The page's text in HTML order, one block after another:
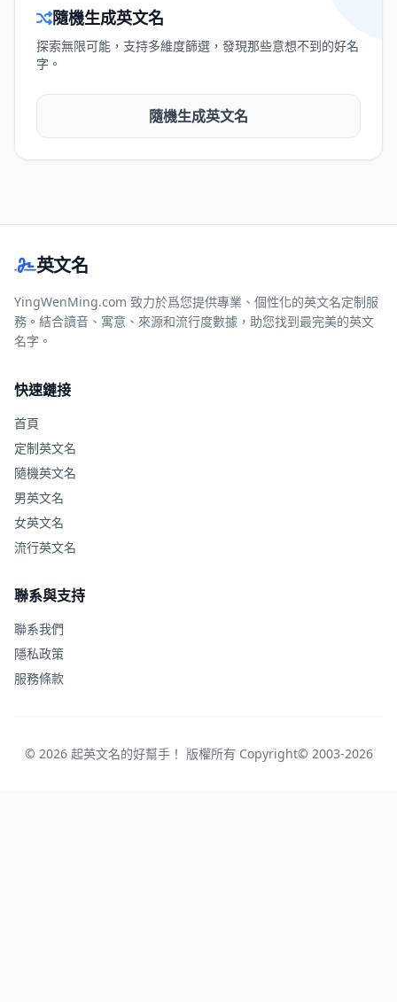
隨機生成英文名
探索無限可能，支持多維度篩選，發現那些意想不到的好名
字。
隨機生成英文名
英文名
YingWenMing.com 致力於爲您提供專業、個性化的英文名定制服
務。結合讀音、寓意、來源和流行度數據，助您找到最完美的英文
名字。
快速鏈接
首頁
定制英文名
隨機英文名
男英文名
女英文名
流行英文名
聯系與支持
聯系我們
隱私政策
服務條款
© 2026 起英文名的好幫手！ 版權所有 Copyright© 2003-2026